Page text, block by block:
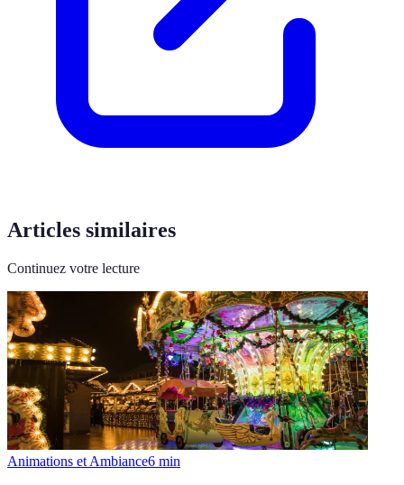
Articles similaires
Continuez votre lecture
Animations et Ambiance6 min